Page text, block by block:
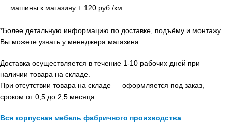
машины к магазину + 120 руб./км.
*Более детальную информацию по доставке, подъёму и монтажу
Вы можете узнать у менеджера магазина.
Доставка осуществляется в течение 1-10 рабочих дней при
наличии товара на складе.
При отсутствии товара на складе — оформляется под заказ,
сроком от 0,5 до 2,5 месяца.
Вся корпусная мебель фабричного производства